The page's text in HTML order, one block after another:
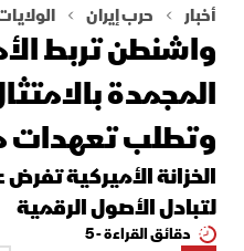
أخبار حرب إيران
واشنطن تربط
المجمدة
وتطلب تعهدات
لتبادل الأصول الرقمية
دقائق القراءة - 5